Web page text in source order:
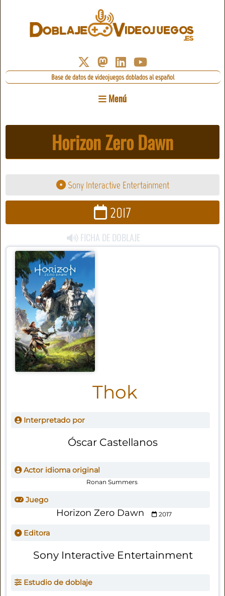
Base de datos de videojuegos doblados al español
Menú
Horizon Zero Dawn
Sony Interactive Entertainment
2017
FICHA DE DOBLAJE
Thok
Interpretado por
Óscar Castellanos
Actor idioma original
Ronan Summers
Juego
Horizon Zero Dawn 2017
Editora
Sony Interactive Entertainment
Estudio de doblaje